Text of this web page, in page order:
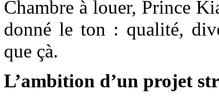
Chambre à louer, Prince
donné le ton : qualité,
que çà.
L’ambition d’un projet